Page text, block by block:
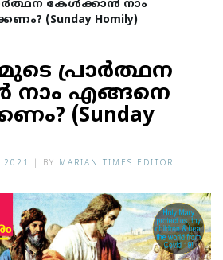
കേള്‍ക്കാന്‍ നാം
(Sunday Homily)
പ്രാര്‍ത്ഥന
നാം എങ്ങനെ
(Sunday
2021 BY MARIAN TIMES EDITOR